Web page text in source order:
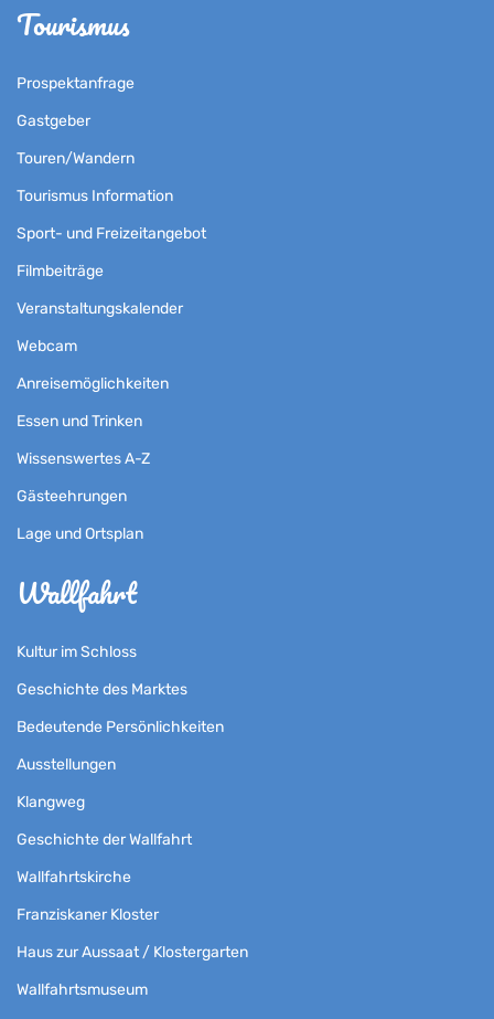
Tourismus
Prospektanfrage
Gastgeber
Touren/Wandern
Tourismus Information
Sport- und Freizeitangebot
Filmbeiträge
Veranstaltungskalender
Webcam
Anreisemöglichkeiten
Essen und Trinken
Wissenswertes A-Z
Gästeehrungen
Lage und Ortsplan
Wallfahrt
Kultur im Schloss
Geschichte des Marktes
Bedeutende Persönlichkeiten
Ausstellungen
Klangweg
Geschichte der Wallfahrt
Wallfahrtskirche
Franziskaner Kloster
Haus zur Aussaat / Klostergarten
Wallfahrtsmuseum